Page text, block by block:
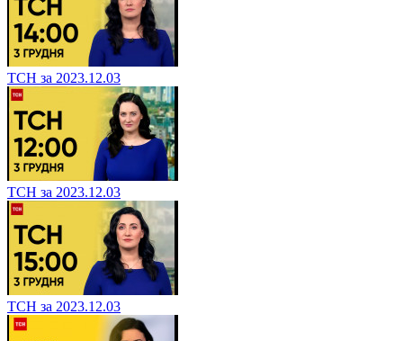
ТСН за 2023.12.03
ТСН за 2023.12.03
ТСН за 2023.12.03